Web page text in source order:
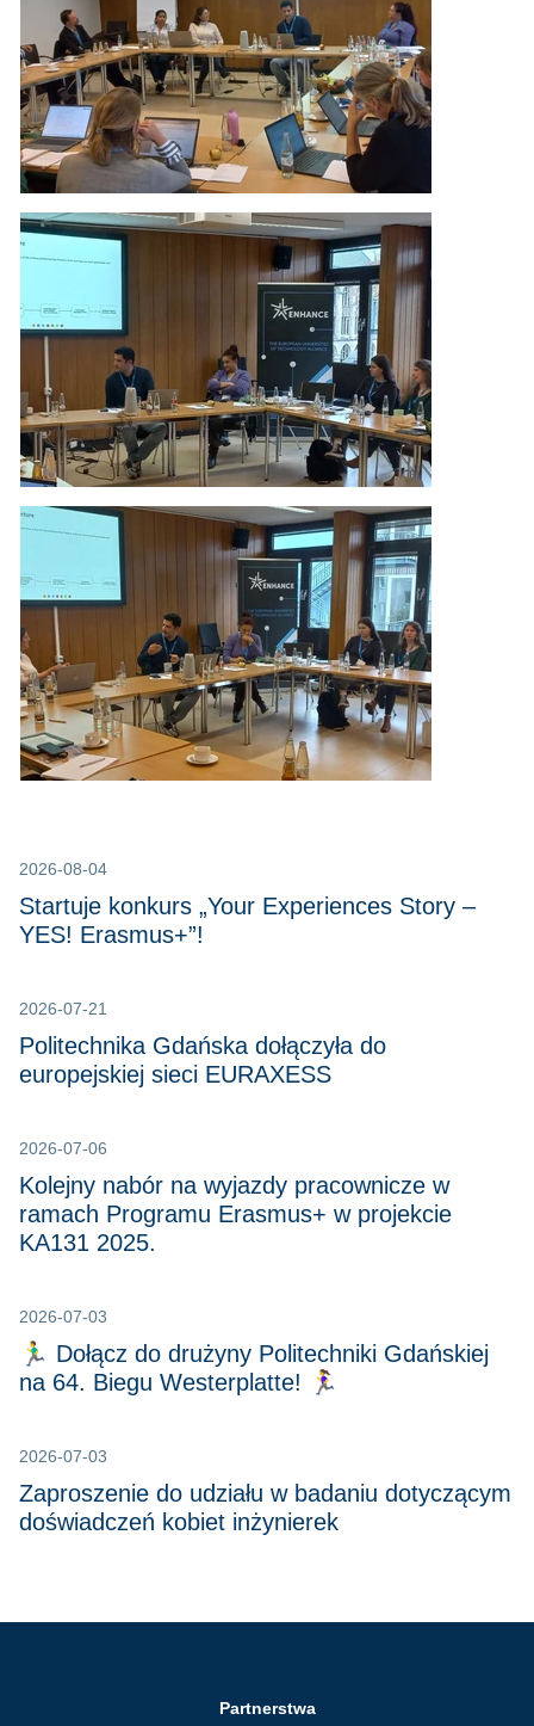
2026-08-04
Startuje konkurs „Your Experiences Story –
YES! Erasmus+”!
2026-07-21
Politechnika Gdańska dołączyła do
europejskiej sieci EURAXESS
2026-07-06
Kolejny nabór na wyjazdy pracownicze w
ramach Programu Erasmus+ w projekcie
KA131 2025.
2026-07-03
🏃‍♂️ Dołącz do drużyny Politechniki Gdańskiej
na 64. Biegu Westerplatte! 🏃‍♀️
2026-07-03
Zaproszenie do udziału w badaniu dotyczącym
doświadczeń kobiet inżynierek
Partnerstwa